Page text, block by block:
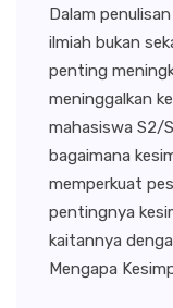
Dalam
ilmiah bukan
penting
meninggalkan
mahasiswa S2/
bagaimana
memperkuat
pentingnya
kaitannya
Mengapa